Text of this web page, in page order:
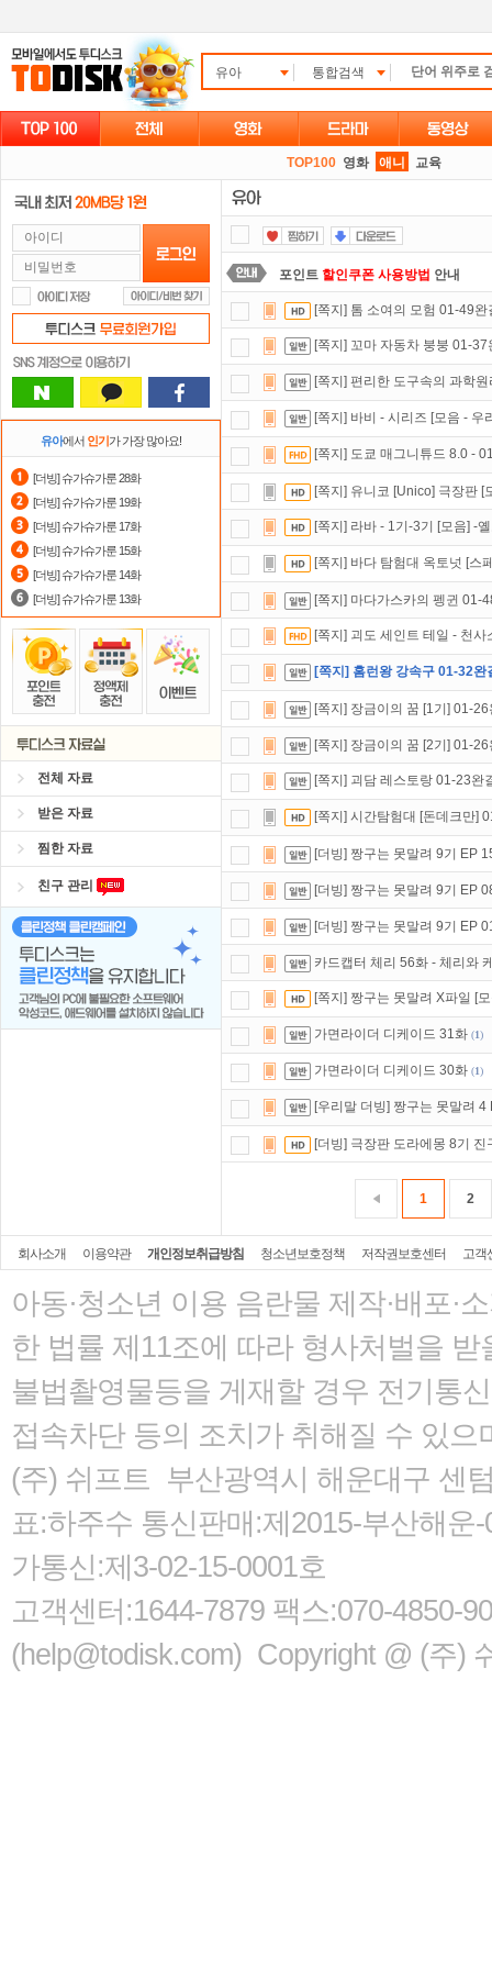
유아 통합검색
TOP100 영화 애니 교육
유아에서 인기가 가장 많아요!
[더빙] 슈가슈가룬 28화
[더빙] 슈가슈가룬 19화
[더빙] 슈가슈가룬 17화
[더빙] 슈가슈가룬 15화
[더빙] 슈가슈가룬 14화
[더빙] 슈가슈가룬 13화
전체 자료
받은 자료
찜한 자료
친구 관리
포인트 할인쿠폰 사용방법 안내
댓글만 잘써도무료 포인트 를 드립
정액제 할인쿠폰 사용방법안내
요즘 뭐가 재밌지?
자녀보호기능으로 가족과 함께 투디
숨어있는 카드 마일리지 조회하고
스마트TV로 투디스크영화,드라마,
출석체크
[쪽지] 톰 소여의 모험 01-49
[쪽지] 꼬마 자동차 붕붕 01-
[쪽지] 편리한 도구속의 과학
[쪽지] 바비 - 시리즈 [모음 -
[쪽지] 도쿄 매그니튜드 8.0 -
[쪽지] 유니코 [Unico] 극장판 [
[쪽지] 라바 - 1기-3기 [모음] -
[쪽지] 바다 탐험대 옥토넛 [스
[쪽지] 마다가스카의 펭귄 01-
[쪽지] 괴도 세인트 테일 - 천
[쪽지] 홈런왕 강속구 01-32
[쪽지] 장금이의 꿈 [1기] 01-
[쪽지] 장금이의 꿈 [2기] 01-
[쪽지] 괴담 레스토랑 01-23완
[쪽지] 시간탐험대 [돈데크만]
[더빙] 짱구는 못말려 9기 EP
[더빙] 짱구는 못말려 9기 EP
[더빙] 짱구는 못말려 9기 EP
카드캡터 체리 56화 - 체리와
[쪽지] 짱구는 못말려 X파일 [
가면라이더 디케이드 31화 (1)
가면라이더 디케이드 30화 (1)
[우리말 더빙] 짱구는 못말려
[더빙] 극장판 도라에몽 8기
1 2
회사소개 이용약관 개인정보취급방침 청소년보호정책 저작권보호센터 고객
아동·청소년 이용 음란물 제작·배포·
한 법률 제11조에 따라 형사처벌을 받
불법촬영물등을 게재할 경우 전기통
접속차단 등의 조치가 취해질 수 있으
(주) 쉬프트 부산광역시 해운대구 센
표:하주수 통신판매:제2015-부산해
가통신:제3-02-15-0001호
고객센터:1644-7879 팩스:070-4850-
(help@todisk.com) Copyright @ (주)